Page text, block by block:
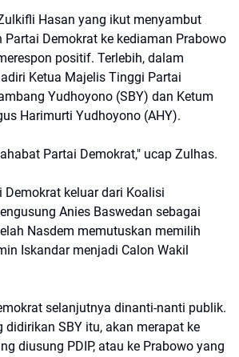
Hasan yang ikut menyambut
Partai Demokrat ke kediaman Prabowo
positif. Terlebih, dalam
Ketua Majelis Tinggi Partai
Yudhoyono (SBY) dan Ketum
Harimurti Yudhoyono (AHY).
Partai Demokrat," ucap Zulhas.
Demokrat keluar dari Koalisi
Anies Baswedan sebagai
Nasdem memutuskan memilih
Iskandar menjadi Calon Wakil
selanjutnya dinanti-nanti publik.
didirikan SBY itu, akan merapat ke
diusung PDIP, atau ke Prabowo yang